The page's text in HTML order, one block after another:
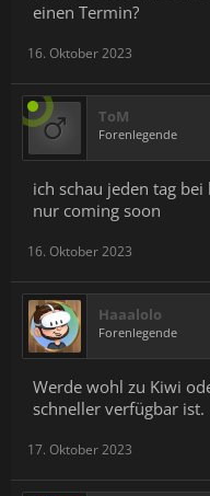
einen Termin?
16. Oktober 2023
ToM
Forenlegende
ich schau jeden tag
nur coming soon
16. Oktober 2023
Haaalolo
Forenlegende
Werde wohl zu Kiwi
schneller verfügbar ist.
17. Oktober 2023